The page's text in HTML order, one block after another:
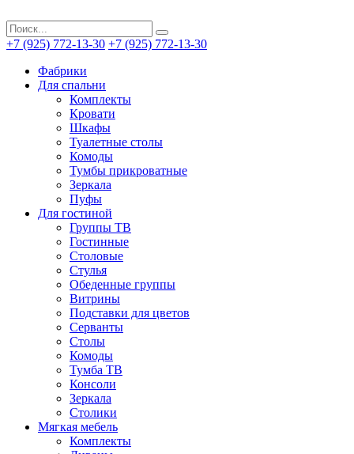
+7 (925) 772-13-30 +7 (925) 772-13-30
Фабрики
Для спальни
Комплекты
Кровати
Шкафы
Туалетные столы
Комоды
Тумбы прикроватные
Зеркала
Пуфы
Для гостиной
Группы ТВ
Гостинные
Столовые
Стулья
Обеденные группы
Витрины
Подставки для цветов
Серванты
Столы
Комоды
Тумба ТВ
Консоли
Зеркала
Столики
Мягкая мебель
Комплекты